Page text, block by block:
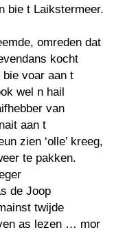
bie t Laikstermeer.
omreden dat
kocht
voar aan t
wel n hail
van
aan t
zien ‘olle’ kreeg,
te pakken.
de Joop
twijde
as lezen … mor